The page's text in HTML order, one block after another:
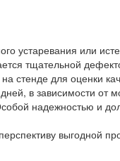
устаревания или
тщательной
стенде для оценки
в зависимости от
надежностью и
выгодной